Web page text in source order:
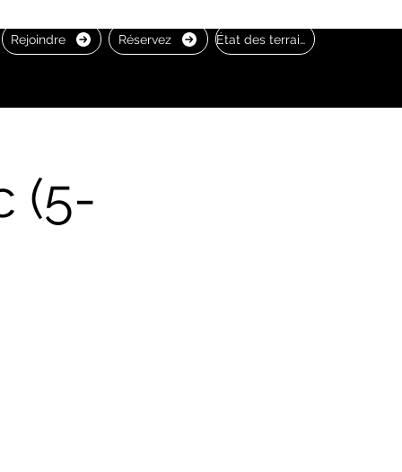
Rejoindre Réservez État des terrains
(5-